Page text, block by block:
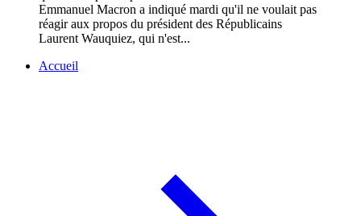
Emmanuel Macron a indiqué mardi qu'il ne voulait pas
réagir aux propos du président des Républicains
Laurent Wauquiez, qui n'est...
Accueil